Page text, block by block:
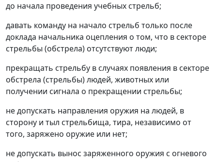
до начала проведения учебных стрельб;
давать команду на начало стрельб только после
доклада начальника оцепления о том, что в секторе
стрельбы (обстрела) отсутствуют люди;
прекращать стрельбу в случаях появления в секторе
обстрела (стрельбы) людей, животных или
получении сигнала о прекращении стрельбы;
не допускать направления оружия на людей, в
сторону и тыл стрельбища, тира, независимо от
того, заряжено оружие или нет;
не допускать вынос заряженного оружия с огневого